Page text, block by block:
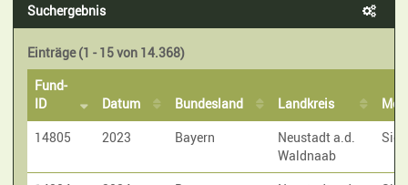
Suchergebnis
Einträge (1 - 15 von 14.368)
Fund-
ID
Datum Bundesland Landkreis
14805
2023 Bayern
Neustadt a.d.
Waldnaab